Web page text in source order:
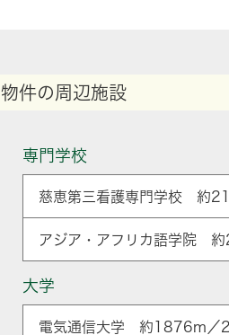
物件の周辺施設
専門学校
慈恵第三看護専門学校 約
アジア・アフリカ語学院
大学
電気通信大学 約1876m／